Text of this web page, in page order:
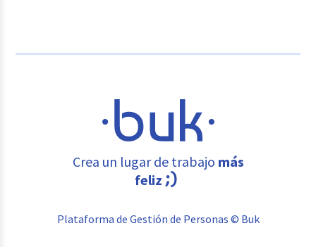
Crea un lugar de trabajo más
feliz
Plataforma de Gestión de Personas © Buk